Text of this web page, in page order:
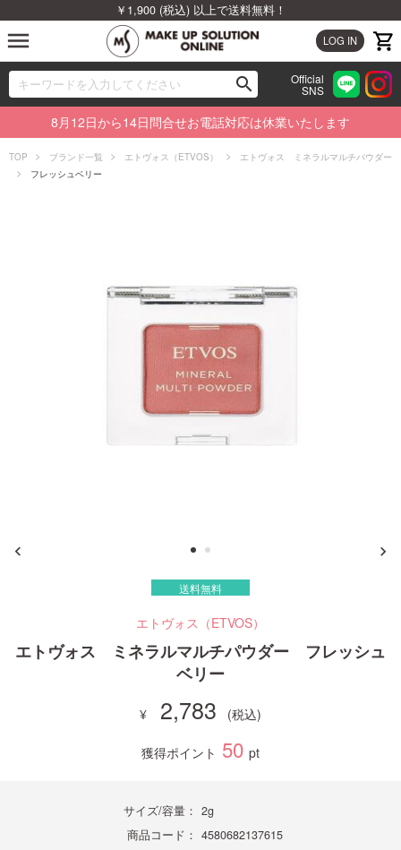
￥1,900 (税込) 以上で送料無料！
LOG IN
menu
search
00
Official
SNS
ブランドから探す
カテゴリから探す
特集から探す
ビューティジャーナルから探す
ご利用ガイド
8月12日から14日問合せお電話対応は休業いたします
TOP ブランド一覧 エトヴォス（ETVOS）
エトヴォス ミネラルマルチパウダー
フレッシュベリー
送料無料
エトヴォス（ETVOS）
エトヴォス ミネラルマルチパウダー フレッシュ
ベリー
2,783
獲得ポイント 50 pt
サイズ/容量： 2g
商品コード： 4580682137615